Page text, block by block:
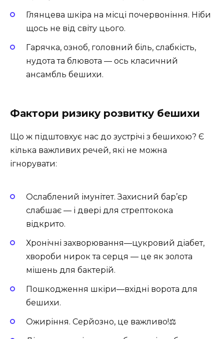
Глянцева шкіра на місці почервоніння. Ніби
щось не від світу цього.
Гарячка, озноб, головний біль, слабкість,
нудота та блювота — ось класичний
ансамбль бешихи.
Фактори ризику розвитку бешихи
Що ж підштовхує нас до зустрічі з бешихою? Є
кілька важливих речей, які не можна
ігнорувати:
Ослаблений імунітет. Захисний бар’єр
слабшає — і двері для стрептокока
відкрито.
Хронічні захворювання—цукровий діабет,
хвороби нирок та серця — це як золота
мішень для бактерій.
Пошкодження шкіри—вхідні ворота для
бешихи.
Ожиріння. Серйозно, це важливо!⚖️